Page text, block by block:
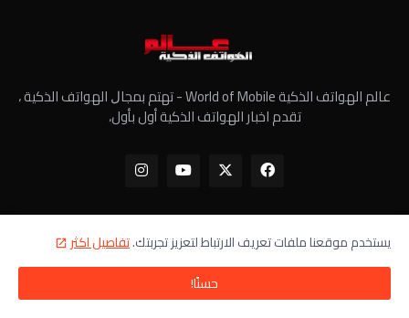
عالم الهواتف الذكية World of Mobile - ﺗﻬﺘﻢ ﺑﻤﺠﺎﻝ الهواتف الذكية ،
تقدم اخبار الهواتف الذكية أول بأول،
جميع الحقوق محفوظة - عالم الهواتف الذكية ©
الرئيسية معلومات عنا سياسة الخصوصية اتصل بنا
يستخدم موقعنا ملفات تعريف الارتباط لتعزيز تجربتك.تفاصيل اكثر
حسنًا!